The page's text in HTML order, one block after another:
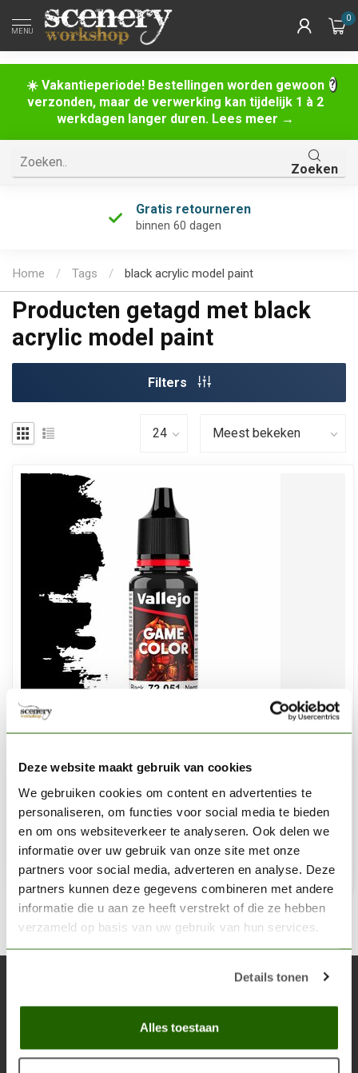
Deze website maakt gebruik van cookies
We gebruiken cookies om content en advertenties te
personaliseren, om functies voor social media te bieden
en om ons websiteverkeer te analyseren. Ook delen we
informatie over uw gebruik van onze site met onze
partners voor social media, adverteren en analyse. Deze
partners kunnen deze gegevens combineren met andere
informatie die u aan ze heeft verstrekt of die ze hebben
verzameld op basis van uw gebruik van hun services.
Details tonen
Alles toestaan
☀️ Vakantieperiode! Bestellingen worden gewoon
verzonden, maar de verwerking kan tijdelijk 1 à 2
werkdagen langer duren. Lees meer →
MENU
0
Zoeken
Uniek assortiment
én de grootste van Nederland!
Home / Tags / black acrylic model paint
Producten getagd met black
acrylic model paint
Filters
Game Color Black - 18ml - 72051
€3,20
Niet op voorraad
Blijf op de hoogte over onze laatste acties